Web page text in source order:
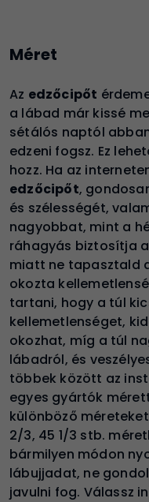
Méret
Az edzőcipőt
a lábad már kissé
sétálós naptól
edzeni fogsz. Ez
hozz. Ha az
edzőcipőt,
és szélességét,
nagyobbat, mint a
ráhagyás biztosítja
miatt ne tapasztald
okozta
tartani, hogy a túl
kellemetlenséget,
okozhat, míg a túl
lábadról, és
többek között az
egyes gyártók
különböző
2/3, 45 1/3 stb.
bármilyen módon
lábujjadat, ne
javulni fog. Válassz